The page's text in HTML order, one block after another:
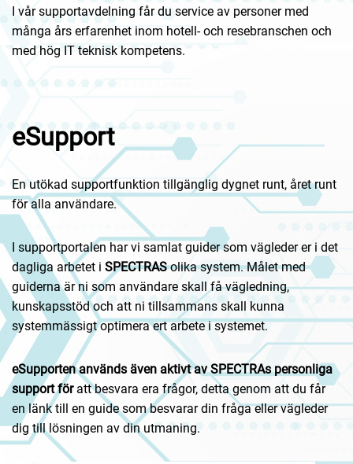
I vår supportavdelning får du service av personer med
många års erfarenhet inom hotell- och resebranschen och
med hög IT teknisk kompetens.
eSupport
En utökad supportfunktion tillgänglig dygnet runt, året runt
för alla användare.
I supportportalen har vi samlat guider som vägleder er i det
dagliga arbetet i SPECTRASolika system. Målet med
guiderna är ni som användare skall få vägledning,
kunskapsstöd och att ni tillsammans skall kunna
systemmässigt optimera ert arbete i systemet.
eSupportenanvänds även aktivt av SPECTRAs personliga
support för att besvara era frågor, detta genom att du får
en länk till en guide som besvarar din fråga eller vägleder
dig till lösningen av din utmaning.